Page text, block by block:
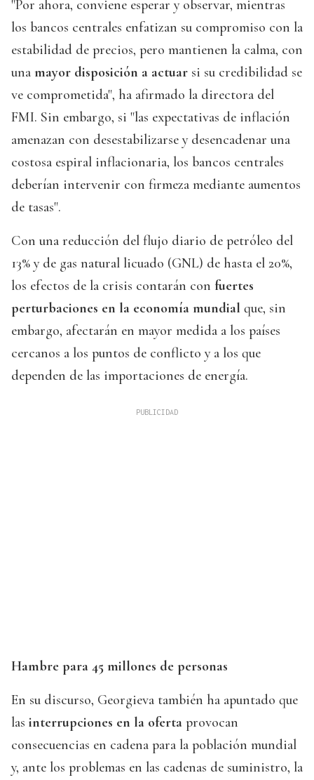
"Por ahora, conviene esperar y observar, mientras
los bancos centrales enfatizan su compromiso con la
estabilidad de precios, pero mantienen la calma, con
una mayor disposición a actuar si su credibilidad se
ve comprometida", ha afirmado la directora del
FMI. Sin embargo, si "las expectativas de inflación
amenazan con desestabilizarse y desencadenar una
costosa espiral inflacionaria, los bancos centrales
deberían intervenir con firmeza mediante aumentos
de tasas".
Con una reducción del flujo diario de petróleo del
13% y de gas natural licuado (GNL) de hasta el 20%,
los efectos de la crisis contarán con fuertes
perturbaciones en la economía mundial que, sin
embargo, afectarán en mayor medida a los países
cercanos a los puntos de conflicto y a los que
dependen de las importaciones de energía.
Hambre para 45 millones de personas
En su discurso, Georgieva también ha apuntado que
las interrupciones en la oferta provocan
consecuencias en cadena para la población mundial
y, ante los problemas en las cadenas de suministro, la